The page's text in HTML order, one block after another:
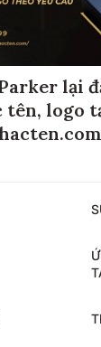
lại
tên, logo